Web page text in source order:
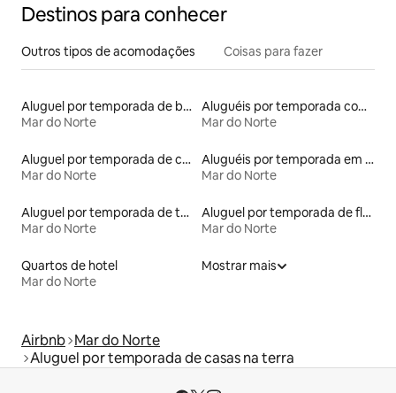
Destinos para conhecer
Outros tipos de acomodações Coisas para fazer
Aluguel por temporada de barcos
Mar do Norte
Aluguéis por temporada com café da manhã
Mar do Norte
Aluguel por temporada de casas-barco
Mar do Norte
Aluguéis por temporada em albergue
Mar do Norte
Aluguel por temporada de townhouses
Mar do Norte
Aluguel por temporada de flats
Mar do Norte
Quartos de hotel
Mar do Norte
Mostrar mais
Airbnb Mar do Norte
Aluguel por temporada de casas na terra